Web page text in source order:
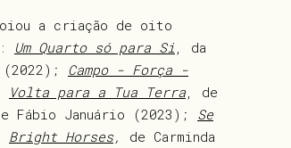
a criação de oito
Um Quarto só para Si , da
Campo - Força -
Volta para a Tua Terra, de
Fábio Januário (2023); Se
Bright Horses, de Carminda